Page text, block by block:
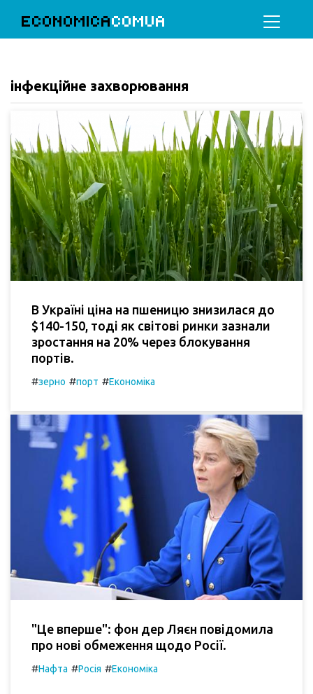
ECONOMICACOMUA
інфекційне захворювання
В Україні ціна на пшеницю знизилася до
$140-150, тоді як світові ринки зазнали
зростання на 20% через блокування
портів.
#зерно #порт #Економіка
"Це вперше": фон дер Ляєн повідомила
про нові обмеження щодо Росії.
#Нафта #Росія #Економіка